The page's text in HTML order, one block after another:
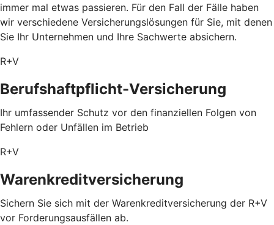
immer mal etwas passieren. Für den Fall der Fälle haben
wir verschiedene Versicherungslösungen für Sie, mit denen
Sie Ihr Unternehmen und Ihre Sachwerte absichern.
R+V
Berufshaftpflicht-Versicherung
Ihr umfassender Schutz vor den finanziellen Folgen von
Fehlern oder Unfällen im Betrieb
R+V
Warenkreditversicherung
Sichern Sie sich mit der Warenkreditversicherung der R+V
vor Forderungsausfällen ab.